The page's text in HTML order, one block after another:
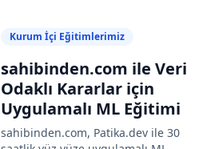
keşfi ve geliştirme programının
Kurum İçi Eğitimlerimiz
sahibinden.com ile Veri
Odaklı Kararlar için
Uygulamalı ML Eğitimi
sahibinden.com, Patika.dev ile 30